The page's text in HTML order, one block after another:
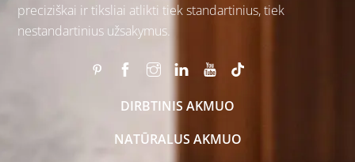
preciziškai ir tiksliai atlikti tiek standartinius, tiek
nestandartinius užsakymus.
DIRBTINIS AKMUO
NATŪRALUS AKMUO